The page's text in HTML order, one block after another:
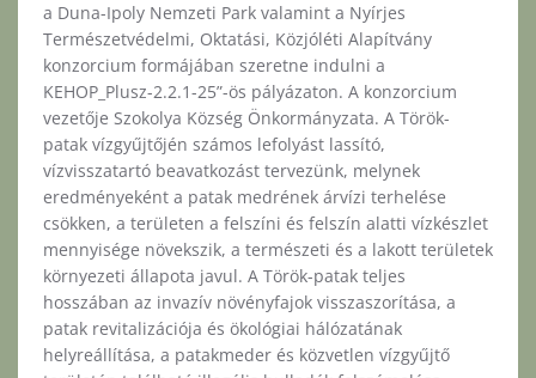
a Duna-Ipoly Nemzeti Park valamint a Nyírjes
Természetvédelmi, Oktatási, Közjóléti Alapítvány
konzorcium formájában szeretne indulni a
KEHOP_Plusz-2.2.1-25”-ös pályázaton. A konzorcium
vezetője Szokolya Község Önkormányzata. A Török-
patak vízgyűjtőjén számos lefolyást lassító,
vízvisszatartó beavatkozást tervezünk, melynek
eredményeként a patak medrének árvízi terhelése
csökken, a területen a felszíni és felszín alatti vízkészlet
mennyisége növekszik, a természeti és a lakott területek
környezeti állapota javul. A Török-patak teljes
hosszában az invazív növényfajok visszaszorítása, a
patak revitalizációja és ökológiai hálózatának
helyreállítása, a patakmeder és közvetlen vízgyűjtő